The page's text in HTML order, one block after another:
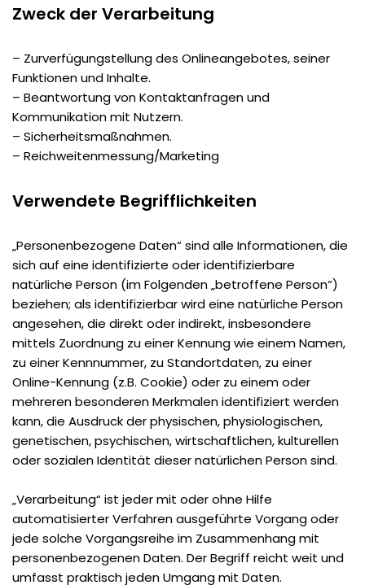
Zweck der Verarbeitung
– Zurverfügungstellung des Onlineangebotes, seiner
Funktionen und Inhalte.
– Beantwortung von Kontaktanfragen und
Kommunikation mit Nutzern.
– Sicherheitsmaßnahmen.
– Reichweitenmessung/Marketing
Verwendete Begrifflichkeiten
„Personenbezogene Daten“ sind alle Informationen, die
sich auf eine identifizierte oder identifizierbare
natürliche Person (im Folgenden „betroffene Person“)
beziehen; als identifizierbar wird eine natürliche Person
angesehen, die direkt oder indirekt, insbesondere
mittels Zuordnung zu einer Kennung wie einem Namen,
zu einer Kennnummer, zu Standortdaten, zu einer
Online-Kennung (z.B. Cookie) oder zu einem oder
mehreren besonderen Merkmalen identifiziert werden
kann, die Ausdruck der physischen, physiologischen,
genetischen, psychischen, wirtschaftlichen, kulturellen
oder sozialen Identität dieser natürlichen Person sind.
„Verarbeitung“ ist jeder mit oder ohne Hilfe
automatisierter Verfahren ausgeführte Vorgang oder
jede solche Vorgangsreihe im Zusammenhang mit
personenbezogenen Daten. Der Begriff reicht weit und
umfasst praktisch jeden Umgang mit Daten.